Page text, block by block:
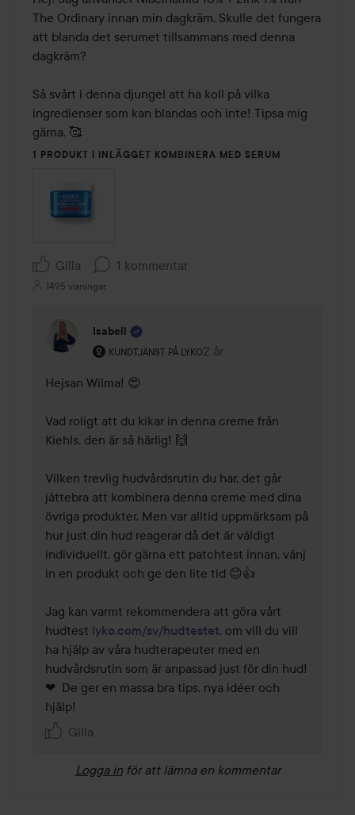
The Ordinary innan min dagkräm. Skulle det fungera
att blanda det serumet tillsammans med denna
dagkräm?
Så svårt i denna djungel att ha koll på vilka
ingredienser som kan blandas och inte! Tipsa mig
gärna. 🥰
1 PRODUKT I INLÄGGET KOMBINERA MED SERUM
Gilla 1 kommentar
1495 visningar
Isabell
KUNDTJÄNST PÅ LYKO
Användarens roll: Kundtjänst på Lyko.
2 år
Kommentaren lades 2 år
Hejsan Wilma! 😍
Vad roligt att du kikar in denna creme från
Kiehls, den är så härlig! 🙌
Vilken trevlig hudvårdsrutin du har, det går
jättebra att kombinera denna creme med dina
övriga produkter. Men var alltid uppmärksam på
hur just din hud reagerar då det är väldigt
individuellt, gör gärna ett patchtest innan, vänj
in en produkt och ge den lite tid 😊👍
Jag kan varmt rekommendera att göra vårt
hudtest lyko.com/sv/hudtestet, om vill du vill
ha hjälp av våra hudterapeuter med en
hudvårdsrutin som är anpassad just för din hud!
❤  De ger en massa bra tips, nya idéer och
hjälp!
Gilla
Logga in för att lämna en kommentar